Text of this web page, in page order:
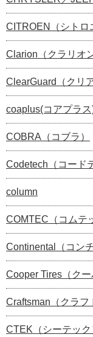
CITROEN（シトロ
Clarion（クラリオン
ClearGuard（クリ
coaplus(コアプラ
COBRA（コブラ）
Codetech（コード
column
COMTEC（コムテ
Continental（コン
Cooper Tires（クー
Craftsman（クラフ
CTEK（シーテック